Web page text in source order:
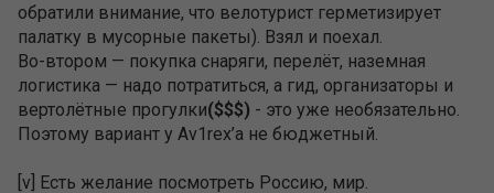
обратили внимание, что велотурист герметизирует
палатку в мусорные пакеты). Взял и поехал.
Во-втором — покупка снаряги, перелёт, наземная
логистика — надо потратиться, а гид, организаторы и
вертолётные прогулки($$$) - это уже необязательно.
Поэтому вариант у Av1rex’a не бюджетный.
[v] Есть желание посмотреть Россию, мир.